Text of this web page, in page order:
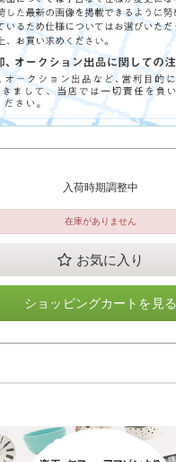
入荷時期調整中
在庫がありません
お気に入り
ショッピングカートを見る